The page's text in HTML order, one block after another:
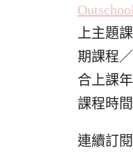
Outschool
上主題
期課程
合上課
課程時
連續訂